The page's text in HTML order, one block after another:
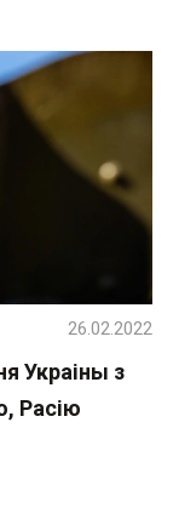
Украіны з
Расію
26.02.2022